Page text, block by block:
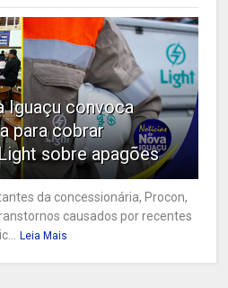
Iguaçu convoca
para cobrar
sobre apagões
da concessionária, Procon,
causados por recentes
Leia Mais